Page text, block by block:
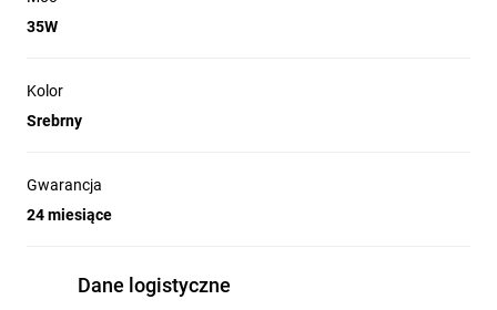
35W
Kolor
Srebrny
Gwarancja
24 miesiące
Dane logistyczne